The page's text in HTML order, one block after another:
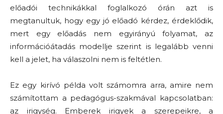
előadói technikákkal foglalkozó órán azt is
megtanultuk, hogy egy jó előadó kérdez, érdeklődik,
mert egy előadás nem egyirányú folyamat, az
információátadás modellje szerint is legalább venni
kell a jelet, ha válaszolni nem is feltétlen.
Ez egy kirívó példa volt számomra arra, amire nem
számítottam a pedagógus-szakmával kapcsolatban:
az irigység. Emberek irigyek a szerepeikre, a